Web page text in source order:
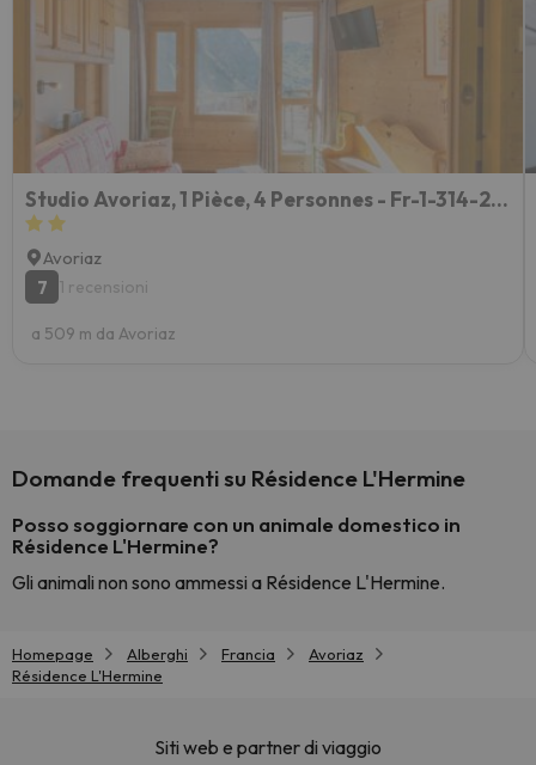
Studio Avoriaz, 1 Pièce, 4 Personnes - Fr-1-314-236
Avoriaz
7
1 recensioni
a 509 m da Avoriaz
Domande frequenti su Résidence L'Hermine
Posso soggiornare con un animale domestico in
Résidence L'Hermine?
Gli animali non sono ammessi a Résidence L'Hermine.
Homepage Alberghi Francia
Avoriaz
Résidence L'Hermine
Siti web e partner di viaggio